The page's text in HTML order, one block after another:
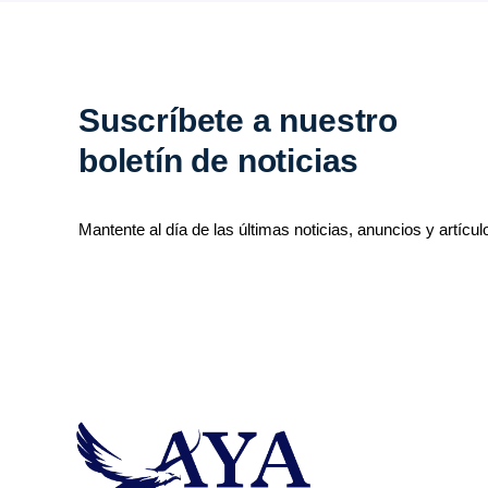
Suscríbete a nuestro
boletín de noticias
Mantente al día de las últimas noticias, anuncios y